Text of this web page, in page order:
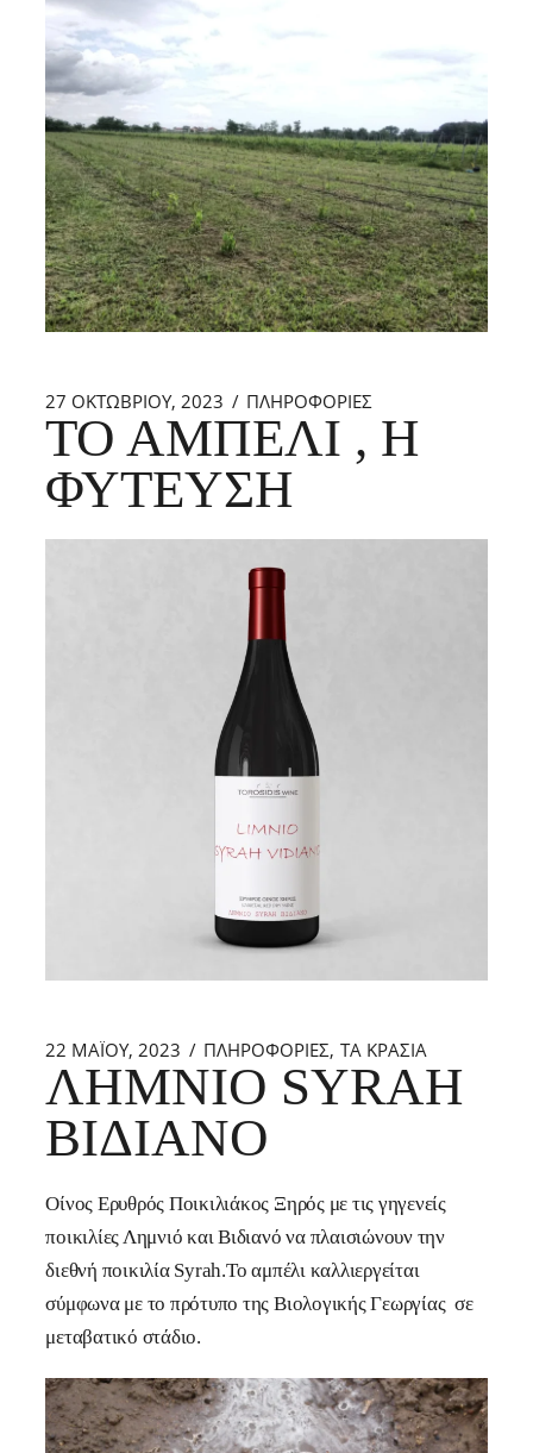
27 ΟΚΤΩΒΡΊΟΥ, 2023 ΠΛΗΡΟΦΟΡΙΕΣ
ΤΟ ΑΜΠΈΛΙ , Η
ΦΎΤΕΥΣΗ
22 ΜΑΪ́ΟΥ, 2023 ΠΛΗΡΟΦΟΡΙΕΣ ΤΑ ΚΡΑΣΙΑ
ΛΗΜΝΙΌ SYRAH
ΒΙΔΙΑΝΌ
Οίνος Ερυθρός Ποικιλιάκος Ξηρός με τις γηγενείς
ποικιλίες Λημνιό και Βιδιανό να πλαισιώνουν την
διεθνή ποικιλία Syrah.Το αμπέλι καλλιεργείται
σύμφωνα με το πρότυπο της Βιολογικής Γεωργίας σε
μεταβατικό στάδιο.